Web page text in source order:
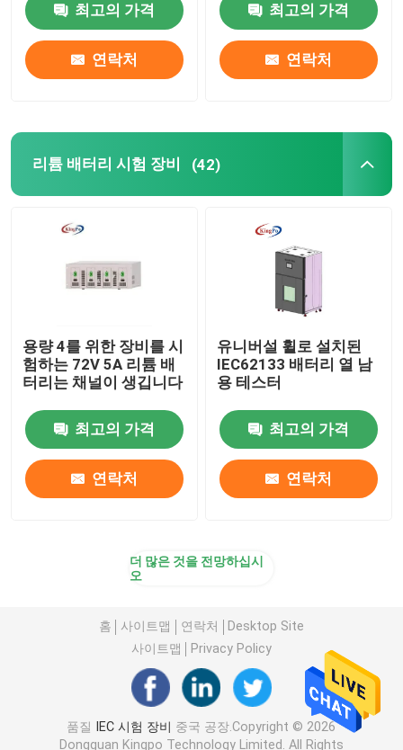
최고의 가격
연락처
최고의 가격
연락처
리튬 배터리 시험 장비 (42)
용량 4를 위한 장비를 시
험하는 72V 5A 리튬 배
터리는 채널이 생깁니다
최고의 가격
연락처
유니버설 휠로 설치된
IEC62133 배터리 열 남
용 테스터
최고의 가격
연락처
더 많은 것을 전망하십시
오
홈 사이트맵 연락처
Desktop Site
사이트맵
Privacy Policy
품질 IEC 시험 장비 중국 공장.Copyright © 2026
Dongguan Kingpo Technology Limited. All Rights